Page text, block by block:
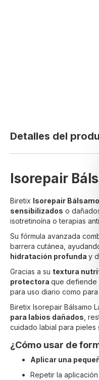
the
of
images
Detalles del
Isorepair
Biretix Isorepair
sensibilizados o
isotretinoína o terapias
Su fórmula avanzada
barrera cutánea,
hidratación profunda y
Gracias a su textura
protectora que defiende
para uso diario como
Biretix Isorepair Bálsamo
para labios dañados ,
cuidado labial para pieles
¿Cómo usar de
Aplicar una
Repetir la aplicación